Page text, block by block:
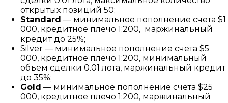
открытых позиций 50;
Standard — минимальное пополнение счета $1
000, кредитное плечо 1:200, маржинальный
кредит до 25%;
Silver — минимальное пополнение счета $5
000, кредитное плечо 1:200, минимальный
объем сделки 0.01 лота, маржинальный кредит
до 35%;
Gold — минимальное пополнение счета $25
000, кредитное плечо 1:200, маржинальный